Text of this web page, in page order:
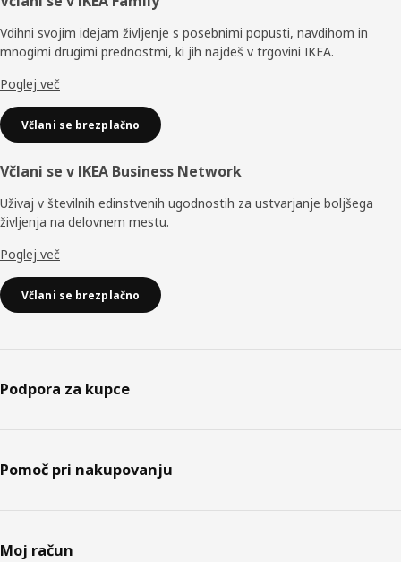
Vdihni svojim idejam življenje s posebnimi popusti, navdihom in
mnogimi drugimi prednostmi, ki jih najdeš v trgovini IKEA.
Poglej več
Včlani se brezplačno
Včlani se v IKEA Business Network
Uživaj v številnih edinstvenih ugodnostih za ustvarjanje boljšega
življenja na delovnem mestu.
Poglej več
Včlani se brezplačno
Podpora za kupce
Pomoč pri nakupovanju
Moj račun